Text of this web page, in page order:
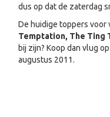
dus op dat de zaterdag
De huidige toppers voor
Temptation, The Ting
bij zijn? Koop dan vlug
augustus 2011.